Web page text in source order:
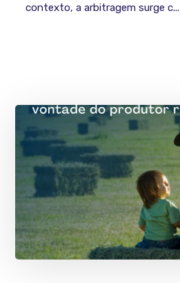
contexto, a arbitragem surge c...